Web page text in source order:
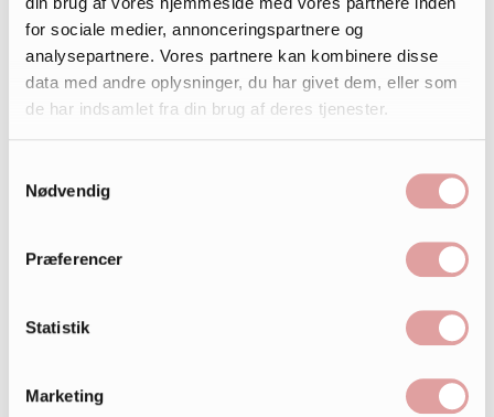
for sociale medier, annonceringspartnere og
analysepartnere. Vores partnere kan kombinere disse
data med andre oplysninger, du har givet dem, eller som
de har indsamlet fra din brug af deres tjenester.
Nødvendig
Præferencer
Statistik
Marketing